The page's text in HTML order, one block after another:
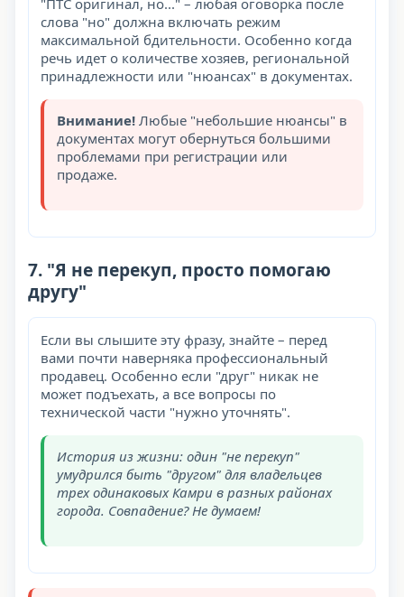
слова "но" должна включать режим
максимальной бдительности. Особенно когда
речь идет о количестве хозяев, региональной
принадлежности или "нюансах" в документах.
Внимание!Любые "небольшие нюансы" в
документах могут обернуться большими
проблемами при регистрации или
продаже.
7. "Я не перекуп, просто помогаю
другу"
Если вы слышите эту фразу, знайте – перед
вами почти наверняка профессиональный
продавец. Особенно если "друг" никак не
может подъехать, а все вопросы по
технической части "нужно уточнять".
История из жизни: один "не перекуп"
умудрился быть "другом" для владельцев
трех одинаковых Камри в разных районах
города. Совпадение? Не думаем!